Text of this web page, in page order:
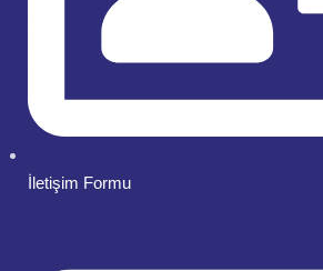
İletişim Formu